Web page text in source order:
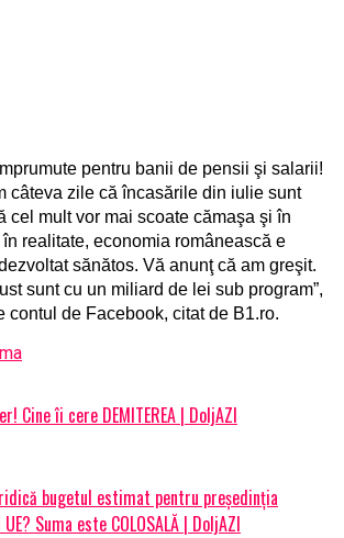
pentru banii de pensii şi salarii!
câteva zile că încasările din iulie sunt
cel mult vor mai scoate cămaşa şi în
realitate, economia românească e
sănătos. Vă anunţ că am greşit.
sunt cu un miliard de lei sub program”,
contul de Facebook, citat de B1.ro.
Cine îi cere DEMITEREA | DoljAZI
bugetul estimat pentru președinția
Suma este COLOSALĂ | DoljAZI